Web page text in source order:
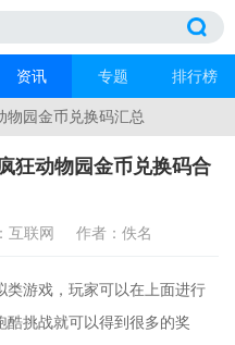
资讯 专题 排行榜
物园金币兑换码汇总
狂动物园金币兑换码合
互联网 作者：佚名
游戏，玩家可以在上面进行
酷挑战就可以得到很多的奖